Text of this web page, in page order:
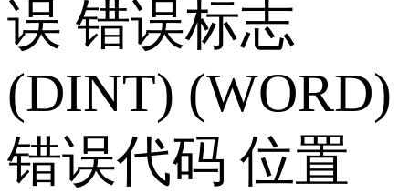
误 错误标志
(DINT) (WORD)
错误代码 位置